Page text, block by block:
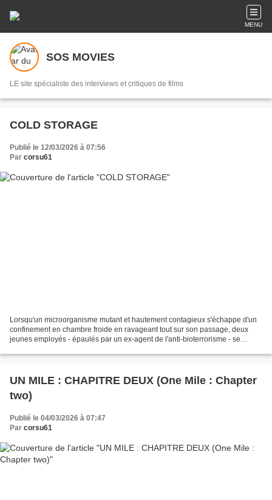
MENU
SOS MOVIES
LE site spécialiste des interviews et critiques de films
COLD STORAGE
Publié le 12/03/2026 à 07:56
Par corsu61
Lorsqu'un microorganisme mutant et hautement contagieux s'échappe d'un
confinement en chambre froide en ravageant tout sur son passage, deux
jeunes employés - épaulés par un ex-agent de l'anti-bioterrorisme - se
UN MILE : CHAPITRE DEUX (One Mile : Chapter
two)
Publié le 04/03/2026 à 07:47
Par corsu61